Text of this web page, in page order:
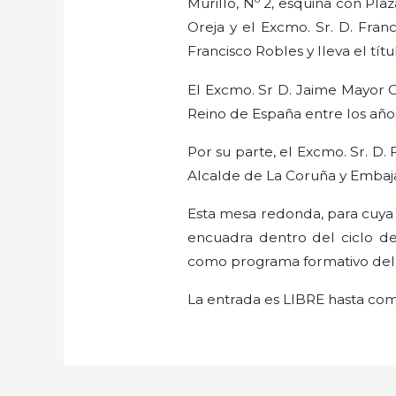
Murillo, Nº 2, esquina con
Oreja y el Excmo. Sr. D.
Francisco Robles y lleva el
El Excmo. Sr D. Jaime
Reino de España entre los
Por su parte, el Excmo. Sr.
Alcalde de La Coruña y
Esta mesa redonda, para
encuadra dentro del ciclo
como programa formativo
La entrada es LIBRE hasta